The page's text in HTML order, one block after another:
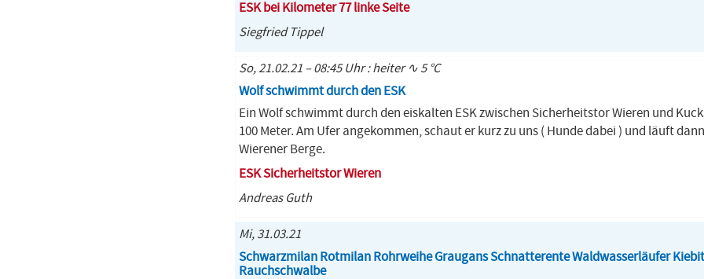
ESK bei Kilometer 77 linke Seite
Siegfried Tippel
So, 21.02.21 – 08:45 Uhr : heiter ∿ 5 °C
Wolf schwimmt durch den ESK
Ein Wolf schwimmt durch den eiskalten ESK zwischen Sicherheitstor Wieren und
100 Meter. Am Ufer angekommen, schaut er kurz zu uns ( Hunde dabei ) und läuft
Wierener Berge.
ESK Sicherheitstor Wieren
Andreas Guth
Mi, 31.03.21
Schwarzmilan Rotmilan Rohrweihe Graugans Schnatterente Waldwasserläufer
Rauchschwalbe